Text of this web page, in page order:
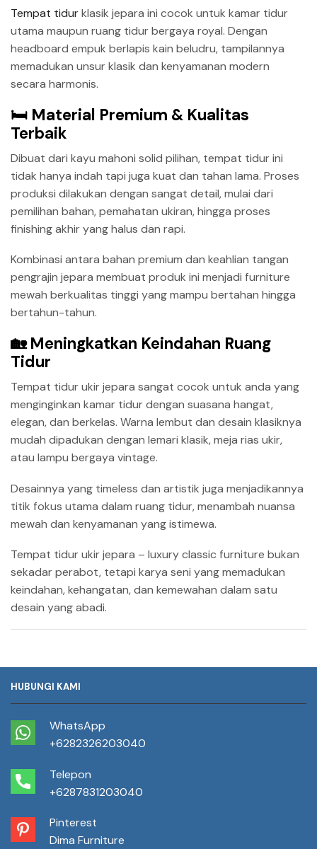
Tempat tidurklasik jepara ini cocok untuk kamar tidur
utama maupun ruang tidur bergaya royal. Dengan
headboard empuk berlapis kain beludru, tampilannya
memadukan unsur klasik dan kenyamanan modern
secara harmonis.
🛏️ Material Premium & Kualitas
Terbaik
Dibuat dari kayu mahoni solid pilihan, tempat tidur ini
tidak hanya indah tapi juga kuat dan tahan lama. Proses
produksi dilakukan dengan sangat detail, mulai dari
pemilihan bahan, pemahatan ukiran, hingga proses
finishing akhir yang halus dan rapi.
Kombinasi antara bahan premium dan keahlian tangan
pengrajin jepara membuat produk ini menjadi furniture
mewah berkualitas tinggi yang mampu bertahan hingga
bertahun-tahun.
🏡 Meningkatkan Keindahan Ruang
Tidur
Tempat tidur ukir jepara sangat cocok untuk anda yang
menginginkan kamar tidur dengan suasana hangat,
elegan, dan berkelas. Warna lembut dan desain klasiknya
mudah dipadukan dengan lemari klasik, meja rias ukir,
atau lampu bergaya vintage.
Desainnya yang timeless dan artistik juga menjadikannya
titik fokus utama dalam ruang tidur, menambah nuansa
mewah dan kenyamanan yang istimewa.
Tempat tidur ukir jepara – luxury classic furniture bukan
sekadar perabot, tetapi karya seni yang memadukan
keindahan, kehangatan, dan kemewahan dalam satu
desain yang abadi.
HUBUNGI KAMI
WhatsApp
+6282326203040
Telepon
+6287831203040
Pinterest
Dima Furniture